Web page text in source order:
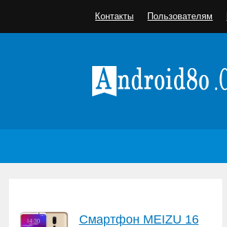
Смартфон MEIZU 16
Контакты Пользователям